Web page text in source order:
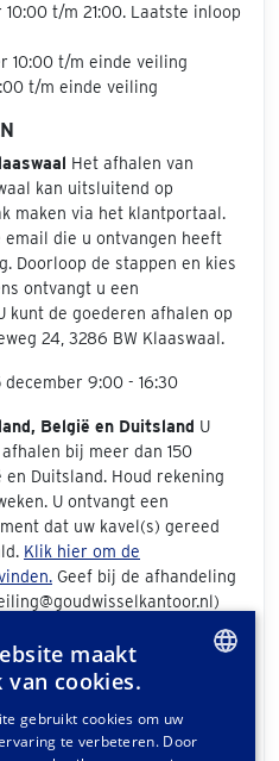
10:00 t/m 21:00. Laatste inloop
10:00 t/m einde veiling
t/m einde veiling
Het afhalen van
kan uitsluitend op
maken via het klantportaal.
die u ontvangen heeft
Doorloop de stappen en kies
ontvangt u een
kunt de goederen afhalen op
24, 3286 BW Klaaswaal.
9:00 - 16:30
België en Duitsland U
bij meer dan 150
Duitsland. Houd rekening
U ontvangt een
dat uw kavel(s) gereed
Klik hier om de
Geef bij de afhandeling
wenst af te halen.
van uw aankopen werkt ons
. Easy2send biedt
van eenvoudige
van exclusieveGERMAN
maakt
van cookies.
gebruikt cookies om uw
te verbeteren. Door